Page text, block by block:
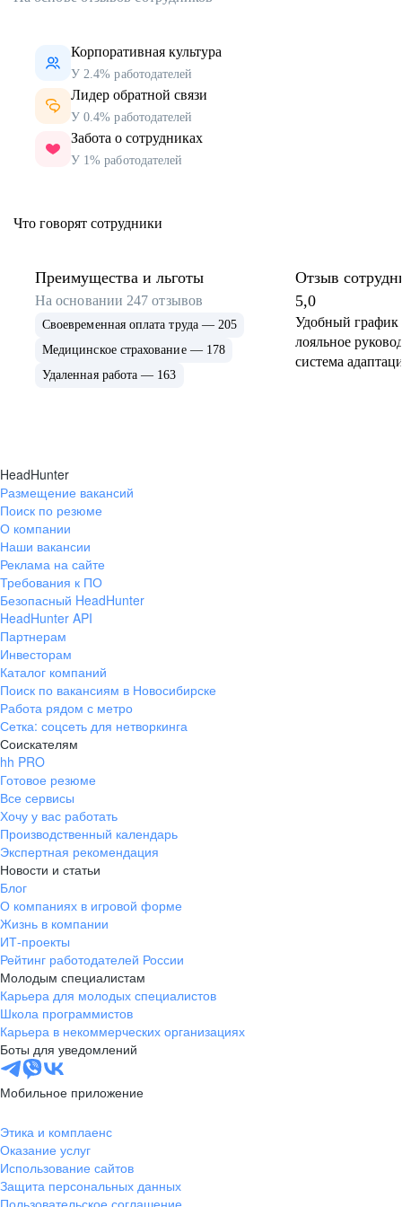
Корпоративная культура
У 2.4% работодателей
Лидер обратной связи
У 0.4% работодателей
Забота о сотрудниках
У 1% работодателей
Что говорят сотрудники
Преимущества и льготы
На основании 247 отзывов
Своевременная оплата труда — 205
Медицинское страхование — 178
Удаленная работа — 163
Отзыв
5,0
Удобный график
лояльное
система
HeadHunter
Размещение вакансий
Поиск по резюме
О компании
Наши вакансии
Реклама на сайте
Требования к ПО
Безопасный HeadHunter
HeadHunter API
Партнерам
Инвесторам
Каталог компаний
Поиск по вакансиям в Новосибирске
Работа рядом с метро
Сетка: соцсеть для нетворкинга
Соискателям
hh PRO
Готовое резюме
Все сервисы
Хочу у вас работать
Производственный календарь
Экспертная рекомендация
Новости и статьи
Блог
О компаниях в игровой форме
Жизнь в компании
ИТ-проекты
Рейтинг работодателей России
Молодым специалистам
Карьера для молодых специалистов
Школа программистов
Карьера в некоммерческих организациях
Боты для уведомлений
Мобильное приложение
Этика и комплаенс
Оказание услуг
Использование сайтов
Защита персональных данных